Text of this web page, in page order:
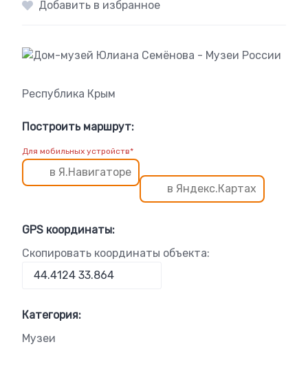
Добавить в избранное
Республика Крым
Построить маршрут:
Для мобильных устройств*
в Я.Навигаторе
в Яндекс.Картах
GPS координаты:
Скопировать координаты объекта:
Категория:
Музеи